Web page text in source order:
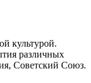
культурой.
различных
Советский Союз.